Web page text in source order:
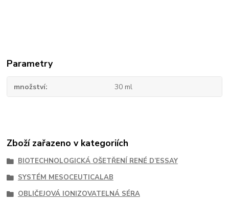
Parametry
množství 30 ml
Zboží zařazeno v kategoriích
BIOTECHNOLOGICKÁ OŠETŘENÍ RENÉ D’ESSAY
SYSTÉM MESOCEUTICALAB
OBLIČEJOVÁ IONIZOVATELNÁ SÉRA